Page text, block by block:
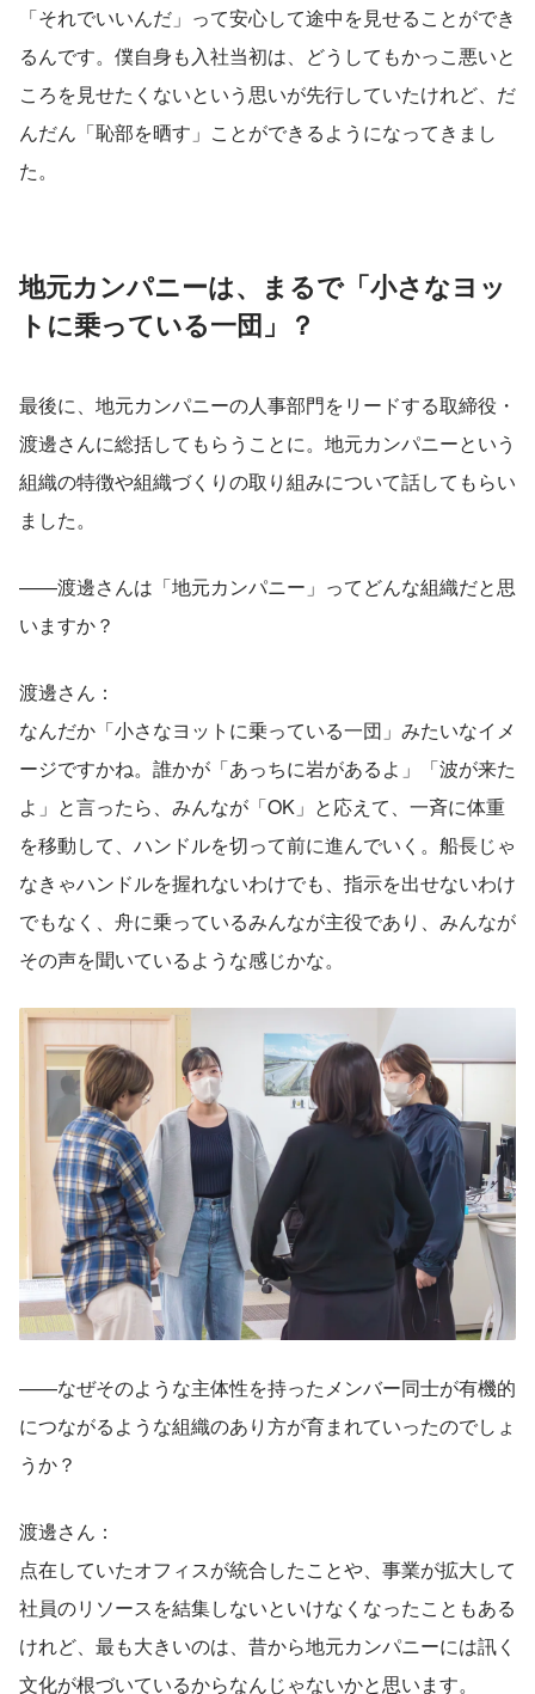
「それでいいんだ」って安心して途中を見せることができ
るんです。僕自身も入社当初は、どうしてもかっこ悪いと
ころを見せたくないという思いが先行していたけれど、だ
んだん「恥部を晒す」ことができるようになってきまし
た。
地元カンパニーは、まるで「小さなヨッ
トに乗っている一団」？
最後に、地元カンパニーの人事部門をリードする取締役・
渡邊さんに総括してもらうことに。地元カンパニーという
組織の特徴や組織づくりの取り組みについて話してもらい
ました。
——渡邊さんは「地元カンパニー」ってどんな組織だと思
いますか？
渡邊さん：
なんだか「小さなヨットに乗っている一団」みたいなイメ
ージですかね。誰かが「あっちに岩があるよ」「波が来た
よ」と言ったら、みんなが「OK」と応えて、一斉に体重
を移動して、ハンドルを切って前に進んでいく。船長じゃ
なきゃハンドルを握れないわけでも、指示を出せないわけ
でもなく、舟に乗っているみんなが主役であり、みんなが
その声を聞いているような感じかな。
——なぜそのような主体性を持ったメンバー同士が有機的
につながるような組織のあり方が育まれていったのでしょ
うか？
渡邊さん：
点在していたオフィスが統合したことや、事業が拡大して
社員のリソースを結集しないといけなくなったこともある
けれど、最も大きいのは、昔から地元カンパニーには訊く
文化が根づいているからなんじゃないかと思います。